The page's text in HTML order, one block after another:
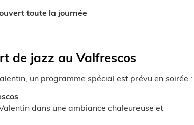
toute la journée
de jazz au Valfrescos
un programme spécial est prévu en soirée :
dans une ambiance chaleureuse et